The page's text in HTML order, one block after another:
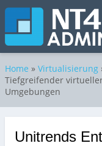
Home » Virtualisierung
Tiefgreifender
Umgebungen
Unitrends